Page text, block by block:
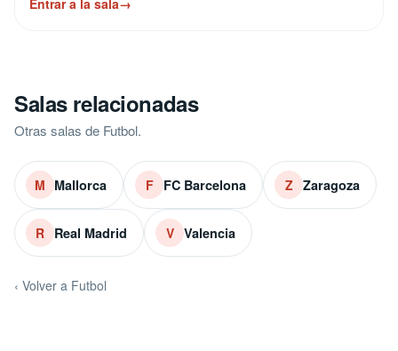
Entrar a la sala→
Salas relacionadas
Otras salas de Futbol.
M Mallorca F FC Barcelona Z Zaragoza
R Real Madrid V Valencia
‹ Volver a Futbol